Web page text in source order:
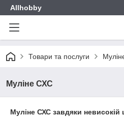
Allhobby
Товари та послуги
Муліне СХС
Муліне СХС завдяки невисокій